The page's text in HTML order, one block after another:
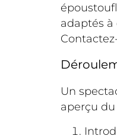
adaptés à
Un
aperçu